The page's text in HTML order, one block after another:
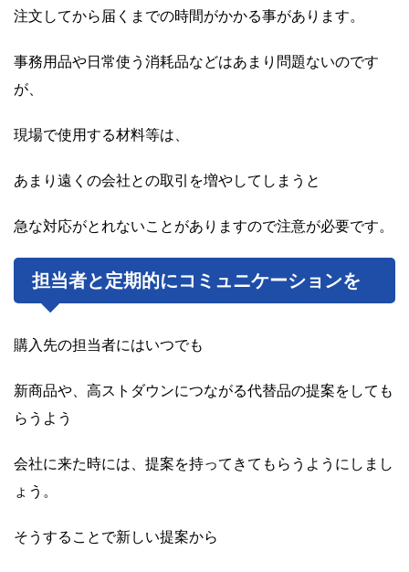
注文してから届くまでの時間がかかる事があります。
事務用品や日常使う消耗品などはあまり問題ないのです
が、
現場で使用する材料等は、
あまり遠くの会社との取引を増やしてしまうと
急な対応がとれないことがありますので注意が必要です。
担当者と定期的にコミュニケーションを
購入先の担当者にはいつでも
新商品や、高ストダウンにつながる代替品の提案をしても
らうよう
会社に来た時には、提案を持ってきてもらうようにしまし
ょう。
そうすることで新しい提案から